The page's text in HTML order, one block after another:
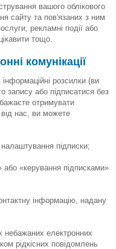
вашого облікового
сайту та пов'язаних з ним
рекламні події або
тощо.
комунікації
розсилки (ви
запису або підписатися без
отримувати
від нас, ви можете
налаштування підписки;
або «керування підписками»
інформацію, надану
електронних
рідкісних повідомлень